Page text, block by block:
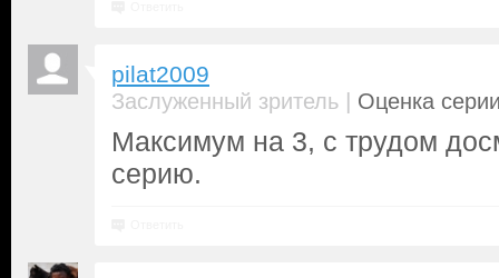
pilat2009
Заслуженный зритель | Оценка
Максимум на 3, с трудом
серию.